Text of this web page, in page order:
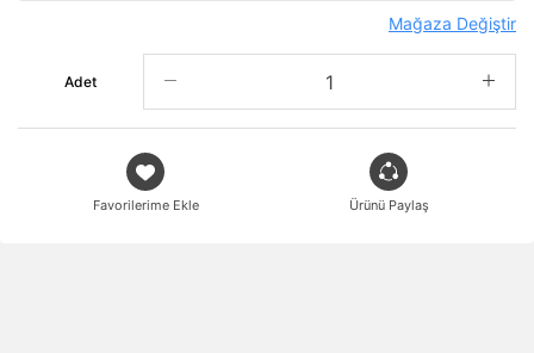
Mağaza Değiştir
Adet
Favorilerime Ekle Ürünü Paylaş